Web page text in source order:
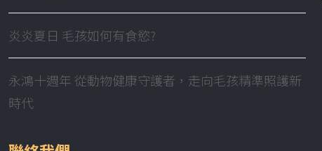
炎炎夏日 毛孩如何有食慾?
永鴻十週年 從動物健康守護者，走向毛孩精準照護新
時代